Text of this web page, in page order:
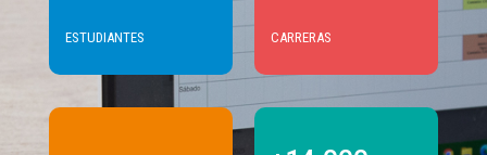
ESTUDIANTES CARRERAS